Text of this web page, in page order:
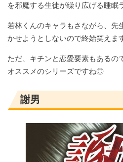
を邪魔する生徒が繰り広げる睡眠
若林くんのキャラもさながら、先
かせようとしないので終始笑えま
ただ、キチンと恋愛要素もあるの
オススメのシリーズですね◎
謝男